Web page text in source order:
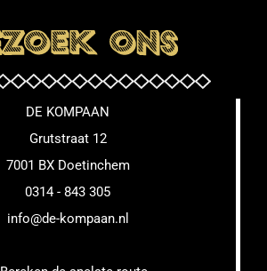
DE KOMPAAN
Grutstraat 12
7001 BX Doetinchem
0314 - 843 305
info@de-kompaan.nl